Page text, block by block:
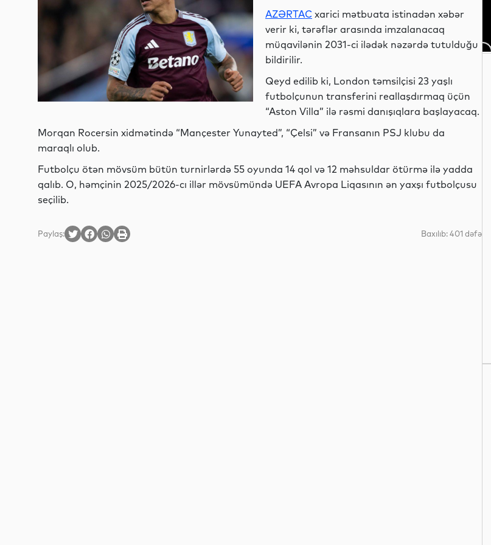
AZƏRTAC xarici mətbuata istinadən xəbər
verir ki, tərəflər arasında imzalanacaq
müqavilənin 2031-ci ilədək nəzərdə tutulduğu
bildirilir.
Qeyd edilib ki, London təmsilçisi 23 yaşlı
futbolçunun transferini reallaşdırmaq üçün
“Aston Villa” ilə rəsmi danışıqlara başlayacaq.
Morqan Rocersin xidmətində “Mançester Yunayted”, “Çelsi” və Fransanın PSJ klubu da
maraqlı olub.
Futbolçu ötən mövsüm bütün turnirlərdə 55 oyunda 14 qol və 12 məhsuldar ötürmə ilə yadda
qalıb. O, həmçinin 2025/2026-cı illər mövsümündə UEFA Avropa Liqasının ən yaxşı futbolçusu
seçilib.
Paylaş: Baxılıb: 401 dəfə